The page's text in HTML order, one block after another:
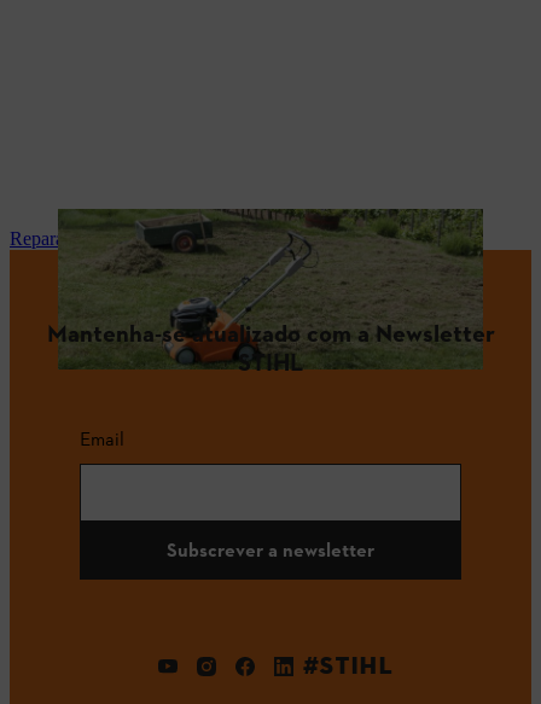
Reparação e manutenção
Mantenha-se atualizado com a Newsletter
STIHL
Email
Subscrever a newsletter
#STIHL